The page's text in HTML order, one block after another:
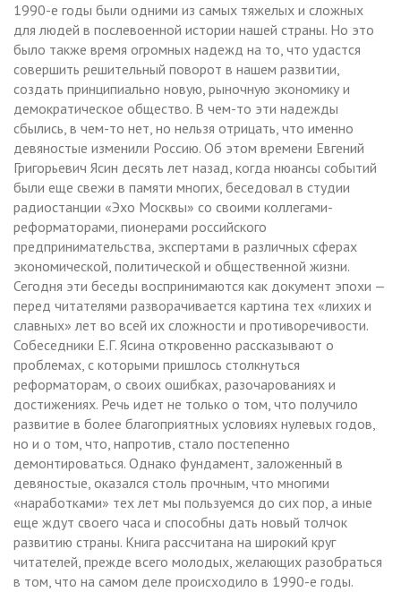
1990-е годы были одними из самых тяжелых и сложных
для людей в послевоенной истории нашей страны. Но это
было также время огромных надежд на то, что удастся
совершить решительный поворот в нашем развитии,
создать принципиально новую, рыночную экономику и
демократическое общество. В чем-то эти надежды
сбылись, в чем-то нет, но нельзя отрицать, что именно
девяностые изменили Россию. Об этом времени Евгений
Григорьевич Ясин десять лет назад, когда нюансы событий
были еще свежи в памяти многих, беседовал в студии
радиостанции «Эхо Москвы» со своими коллегами-
реформаторами, пионерами российского
предпринимательства, экспертами в различных сферах
экономической, политической и общественной жизни.
Сегодня эти беседы воспринимаются как документ эпохи —
перед читателями разворачивается картина тех «лихих и
славных» лет во всей их сложности и противоречивости.
Собеседники Е.Г. Ясина откровенно рассказывают о
проблемах, с которыми пришлось столкнуться
реформаторам, о своих ошибках, разочарованиях и
достижениях. Речь идет не только о том, что получило
развитие в более благоприятных условиях нулевых годов,
но и о том, что, напротив, стало постепенно
демонтироваться. Однако фундамент, заложенный в
девяностые, оказался столь прочным, что многими
«наработками» тех лет мы пользуемся до сих пор, а иные
еще ждут своего часа и способны дать новый толчок
развитию страны. Книга рассчитана на широкий круг
читателей, прежде всего молодых, желающих разобраться
в том, что на самом деле происходило в 1990-е годы.